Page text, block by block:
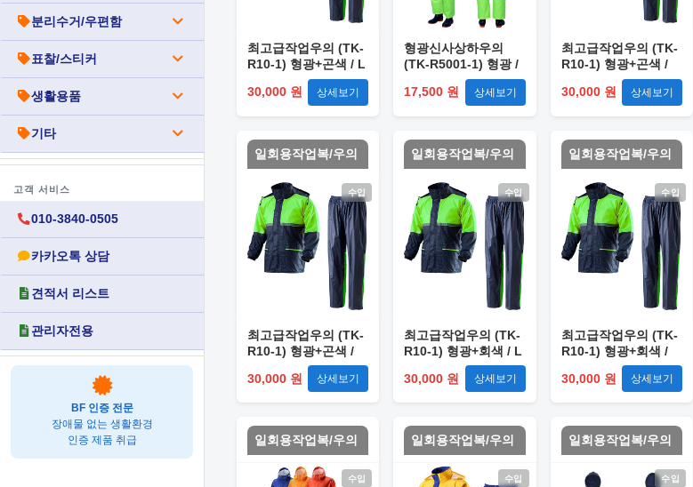
분리수거/우편함
표찰/스티커
생활용품
기타
고객 서비스
010-3840-0505
카카오톡 상담
견적서 리스트
관리자전용
BF 인증 전문
장애물 없는 생활환경
인증 제품 취급
최고급작업우의 (TK-
R10-1) 형광+곤색 / L
30,000 원
상세보기
형광신사상하우의
(TK-R5001-1) 형광 /
17,500 원
상세보기
최고급작업우의 (TK-
R10-1) 형광+곤색 /
30,000 원
상세보기
일회용작업복/우의
수입
최고급작업우의 (TK-
R10-1) 형광+곤색 /
30,000 원
상세보기
일회용작업복/우의
수입
최고급작업우의 (TK-
R10-1) 형광+회색 / L
30,000 원
상세보기
일회용작업복/우의
수입
최고급작업우의 (TK-
R10-1) 형광+회색 /
30,000 원
상세보기
일회용작업복/우의
수입
일회용작업복/우의
수입
일회용작업복/우의
수입